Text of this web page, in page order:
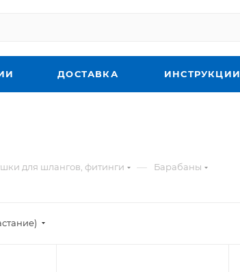
ДОСТАВКА ИНСТРУКЦИИ
для шлангов, фитинги — Барабаны